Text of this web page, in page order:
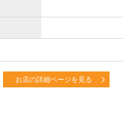
お店の詳細ページを見る